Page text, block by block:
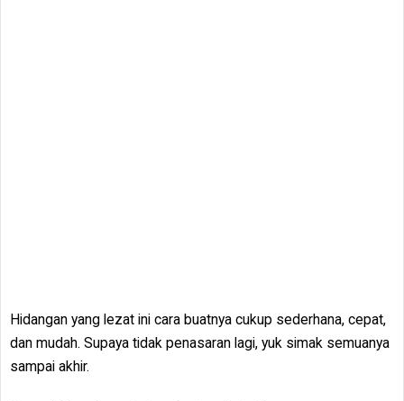
Hidangan yang lezat ini cara buatnya cukup sederhana, cepat,
dan mudah. Supaya tidak penasaran lagi, yuk simak semuanya
sampai akhir.